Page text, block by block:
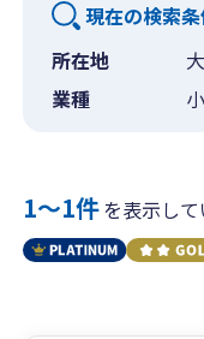
現在の検索
所在地
業種
1〜1件を表示して